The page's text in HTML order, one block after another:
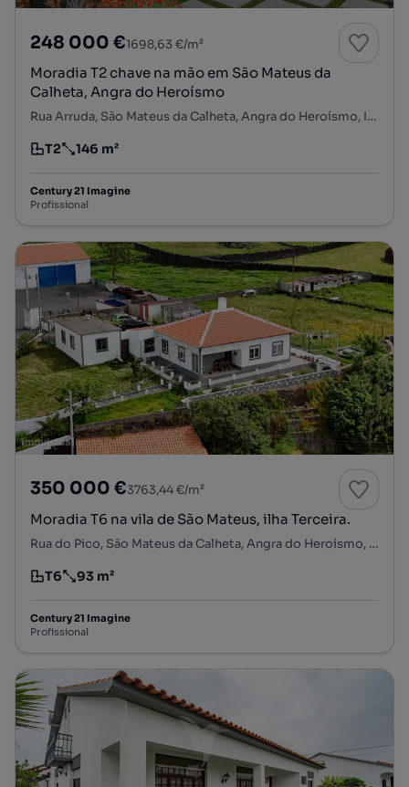
248 000 €1698,63 €/m²
Moradia T2 chave na mão em São Mateus da
Calheta, Angra do Heroísmo
Rua Arruda, São Mateus da Calheta, Angra do Heroísmo, Ilha Terceira
Tipologia
T2
Preço por metro quadrado
146 m²
Century 21 Imagine
Profissional
350 000 €3763,44 €/m²
Moradia T6 na vila de São Mateus, ilha Terceira.
Rua do Pico, São Mateus da Calheta, Angra do Heroísmo, Ilha Terceira
Tipologia
T6
Preço por metro quadrado
93 m²
Century 21 Imagine
Profissional